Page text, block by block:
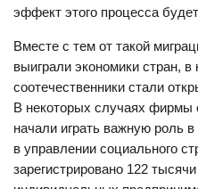
эффект этого процесса
Вместе с тем от такой
выиграли экономики стран,
соотечественники стали
В некоторых случаях фирмы
начали играть важную роль
в управлении социального
зарегистрировано 122